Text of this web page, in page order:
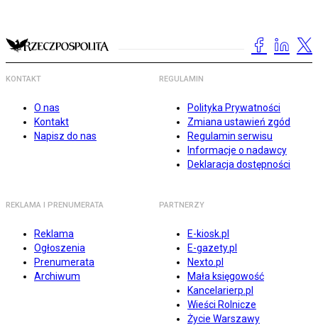
KONTAKT
O nas
Kontakt
Napisz do nas
REGULAMIN
Polityka Prywatności
Zmiana ustawień zgód
Regulamin serwisu
Informacje o nadawcy
Deklaracja dostępności
REKLAMA I PRENUMERATA
Reklama
Ogłoszenia
Prenumerata
Archiwum
PARTNERZY
E-kiosk.pl
E-gazety.pl
Nexto.pl
Mała księgowość
Kancelarierp.pl
Wieści Rolnicze
Życie Warszawy